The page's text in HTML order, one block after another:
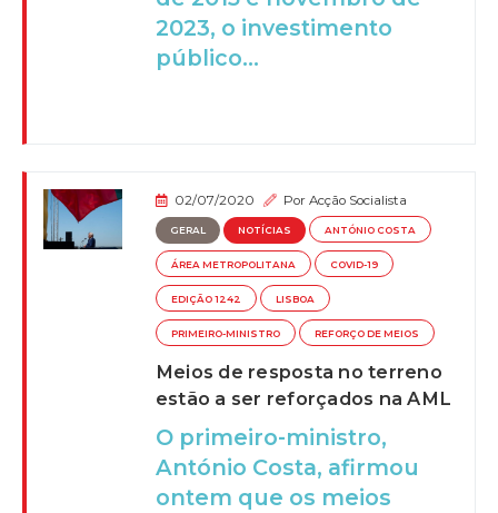
2023, o investimento
público...
02/07/2020 PorAcção Socialista
GERAL NOTÍCIAS ANTÓNIO COSTA
ÁREA METROPOLITANA COVID-19
EDIÇÃO 1242 LISBOA
PRIMEIRO-MINISTRO REFORÇO DE MEIOS
Meios de resposta no terreno
estão a ser reforçados na AML
O primeiro-ministro,
António Costa, afirmou
ontem que os meios